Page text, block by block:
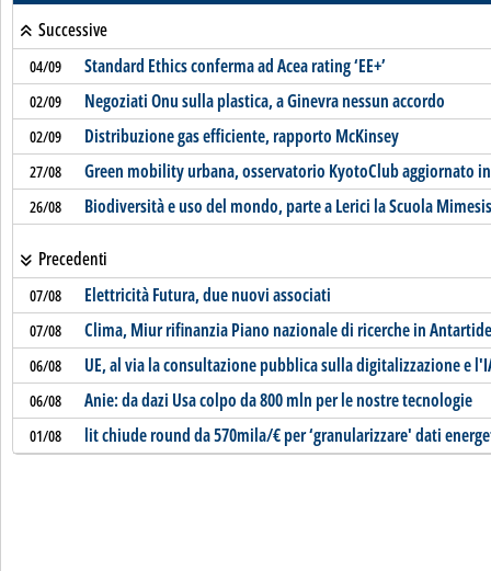
Successive
04/09 Standard Ethics conferma ad Acea rating ‘EE+’
02/09 Negoziati Onu sulla plastica, a Ginevra nessun accordo
02/09 Distribuzione gas efficiente, rapporto McKinsey
27/08 Green mobility urbana, osservatorio KyotoClub aggiornato
26/08 Biodiversità e uso del mondo, parte a Lerici la Scuola Mimesis
Precedenti
07/08 Elettricità Futura, due nuovi associati
07/08 Clima, Miur rifinanzia Piano nazionale di ricerche in
06/08 UE, al via la consultazione pubblica sulla digitalizzazione e
06/08 Anie: da dazi Usa colpo da 800 mln per le nostre tecnologie
01/08 lit chiude round da 570mila/€ per ‘granularizzare' dati